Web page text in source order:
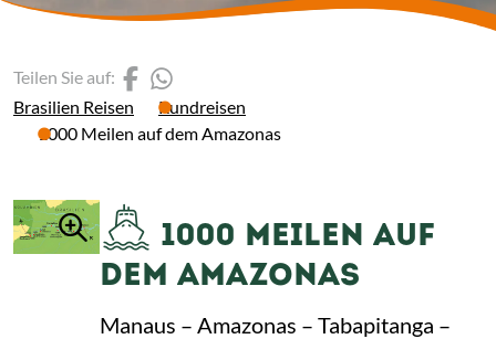
Brasilien Reisen
Rundreisen
1000 Meilen auf dem Amazonas
Teilen Sie auf: (Link öffnet einen neuen
1000 MEILEN AUF
DEM AMAZONAS
Manaus – Amazonas – Tabapitanga –